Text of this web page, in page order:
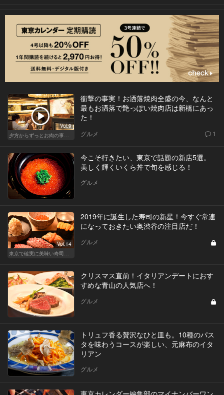
Vol.9
夕方からずっとお肉の事を考えてる貴方へ
衝撃の事実！お洒落焼肉全盛の今、なんと
最もお洒落で艶っぽい焼肉店は新橋にあっ
た！
グルメ 1
今こそ行きたい、東京で話題の新店5選。
美しく輝くいくら丼で旬を感じる！
グルメ
Vol.14
東京で確実に美味い寿司はここだ！
2019年に誕生した寿司の新星！今すぐ常連
になっておきたい奥渋谷の注目店だ！
グルメ
クリスマス直前！イタリアンデートにおす
すめな青山の人気店へ！
グルメ
トリュフ香る贅沢なひと皿も。10種のパス
タを味わうコースが楽しい、元麻布のイタ
リアン
グルメ